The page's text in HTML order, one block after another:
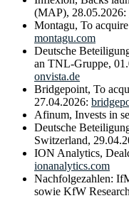
(MAP), 28.05.2026:
Montagu, To
montagu.com
Deutsche
an TNL-Gruppe,
onvista.de
Bridgepoint, To
27.04.2026:
Afinum, Invests in
Deutsche
Switzerland,
ION Analytics,
ionanalytics.com
Nachfolgezahlen:
sowie KfW